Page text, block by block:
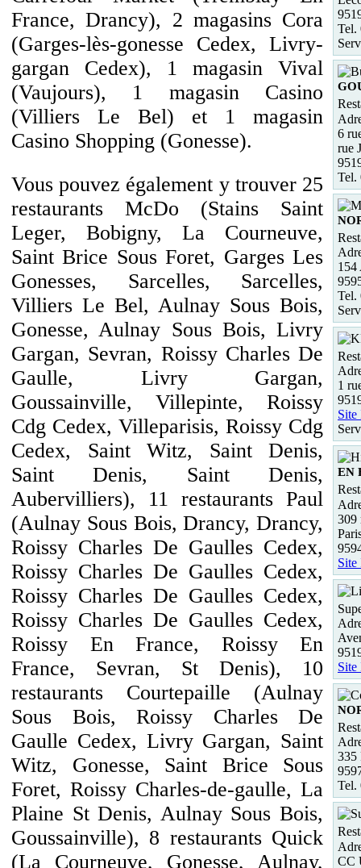
France, Drancy), 2 magasins Cora
(Garges-lès-gonesse Cedex, Livry-
gargan Cedex), 1 magasin Vival
(Vaujours), 1 magasin Casino
(Villiers Le Bel) et 1 magasin
Casino Shopping (Gonesse).
Vous pouvez également y trouver 25
restaurants McDo (Stains Saint
Leger, Bobigny, La Courneuve,
Saint Brice Sous Foret, Garges Les
Gonesses, Sarcelles, Sarcelles,
Villiers Le Bel, Aulnay Sous Bois,
Gonesse, Aulnay Sous Bois, Livry
Gargan, Sevran, Roissy Charles De
Gaulle, Livry Gargan,
Goussainville, Villepinte, Roissy
Cdg Cedex, Villeparisis, Roissy Cdg
Cedex, Saint Witz, Saint Denis,
Saint Denis, Saint Denis,
Aubervilliers), 11 restaurants Paul
(Aulnay Sous Bois, Drancy, Drancy,
Roissy Charles De Gaulles Cedex,
Roissy Charles De Gaulles Cedex,
Roissy Charles De Gaulles Cedex,
Roissy Charles De Gaulles Cedex,
Roissy En France, Roissy En
France, Sevran, St Denis), 10
restaurants Courtepaille (Aulnay
Sous Bois, Roissy Charles De
Gaulle Cedex, Livry Gargan, Saint
Witz, Gonesse, Saint Brice Sous
Foret, Roissy Charles-de-gaulle, La
Plaine St Denis, Aulnay Sous Bois,
Goussainville), 8 restaurants Quick
(La Courneuve, Gonesse, Aulnay,
Tel.
6
rue
Tel.
154
Tel.
1
Site
EN
309
Site
Site
335
Tel.
CC